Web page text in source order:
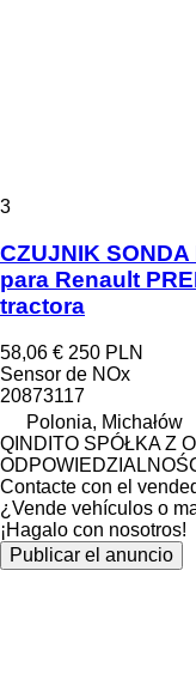
3
CZUJNIK
para Renault
tractora
58,06 € 250 PLN
Sensor de NOx
20873117
Polonia, Michałów
QINDITO SPÓŁKA Z
Contacte con el
¿Vende vehículos o
¡Hagalo con nosotros!
Publicar el anuncio